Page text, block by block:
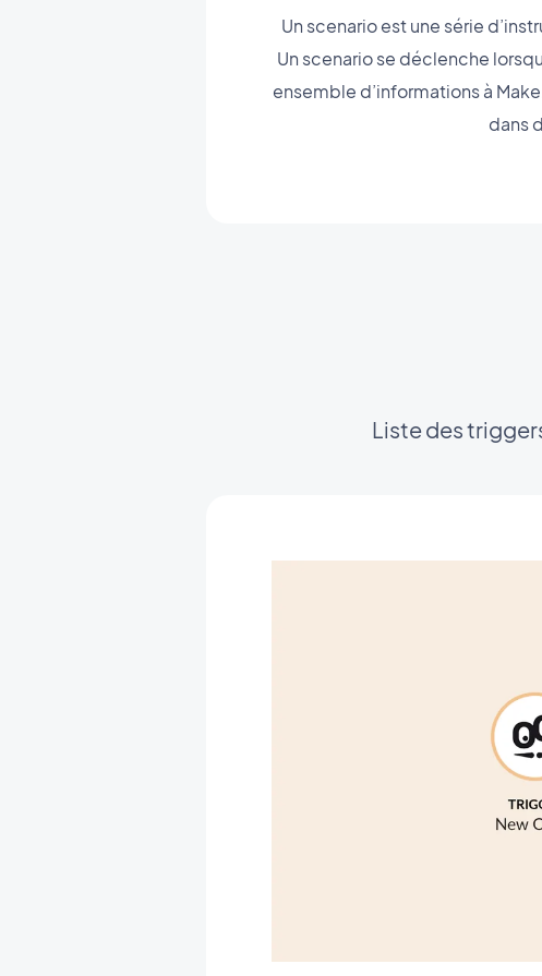
Un scenario est une série
Un scenario se déclenche
ensemble d’informations à
dans
Liste des